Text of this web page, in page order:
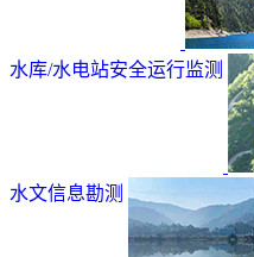
水库/水电站安全运行监测
水文信息勘测